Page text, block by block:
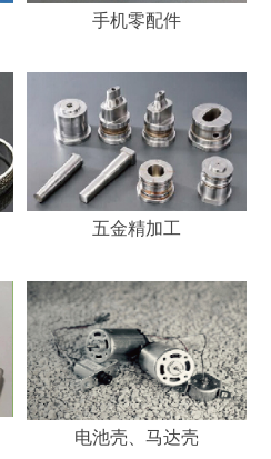
手机零配件
五金精加工
电池壳、马达壳